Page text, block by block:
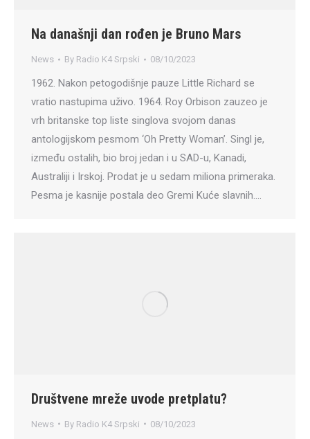
Na današnji dan rođen je Bruno Mars
News By Radio K4 Srpski 08/10/2023
1962. Nakon petogodišnje pauze Little Richard se
vratio nastupima uživo. 1964. Roy Orbison zauzeo je
vrh britanske top liste singlova svojom danas
antologijskom pesmom ‘Oh Pretty Woman’. Singl je,
između ostalih, bio broj jedan i u SAD-u, Kanadi,
Australiji i Irskoj. Prodat je u sedam miliona primeraka.
Pesma je kasnije postala deo Gremi Kuće slavnih.…
Društvene mreže uvode pretplatu?
News By Radio K4 Srpski 08/10/2023